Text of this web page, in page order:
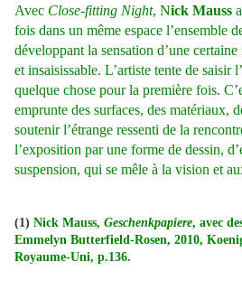
Avec Close-fitting Night, Nick Mauss
fois dans un même espace l’ensemble
développant la sensation d’une
et insaisissable. L’artiste tente de saisir
quelque chose pour la première fois.
emprunte des surfaces, des matériaux,
soutenir l’étrange ressenti de la
l’exposition par une forme de dessin,
suspension, qui se mêle à la vision et
(1) Nick Mauss, Geschenkpapiere, avec
Emmelyn Butterfield-Rosen, 2010,
Royaume-Uni, p.136.